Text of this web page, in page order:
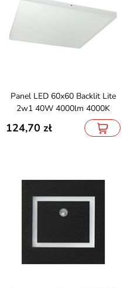
Panel LED 60x60 Backlit Lite
2w1 40W 4000lm 4000K
124,70